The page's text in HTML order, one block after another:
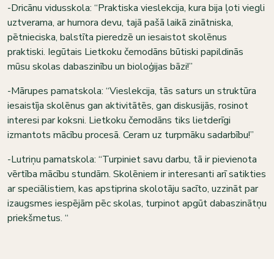
-Dricānu vidusskola: “Praktiska vieslekcija, kura bija ļoti viegli
uztverama, ar humora devu, tajā pašā laikā zinātniska,
pētnieciska, balstīta pieredzē un iesaistot skolēnus
praktiski. Iegūtais Lietkoku čemodāns būtiski papildinās
mūsu skolas dabaszinību un bioloģijas bāzi!”
-Mārupes pamatskola: “Vieslekcija, tās saturs un struktūra
iesaistīja skolēnus gan aktivitātēs, gan diskusijās, rosinot
interesi par koksni. Lietkoku čemodāns tiks lietderīgi
izmantots mācību procesā. Ceram uz turpmāku sadarbību!”
-Lutriņu pamatskola: “Turpiniet savu darbu, tā ir pievienota
vērtība mācību stundām. Skolēniem ir interesanti arī satikties
ar speciālistiem, kas apstiprina skolotāju sacīto, uzzināt par
izaugsmes iespējām pēc skolas, turpinot apgūt dabaszinātņu
priekšmetus. “